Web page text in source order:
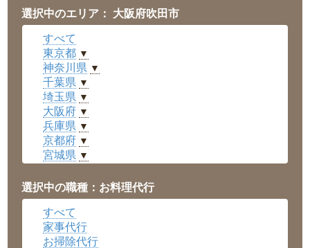
選択中のエリア： 大阪府吹田市
すべて
東京都 ▼
神奈川県 ▼
千葉県 ▼
埼玉県 ▼
大阪府 ▼
兵庫県 ▼
京都府 ▼
宮城県 ▼
福井県 ▼
岡山県 ▼
広島県
沖縄県 ▼
選択中の職種：お料理代行
すべて
家事代行
お掃除代行